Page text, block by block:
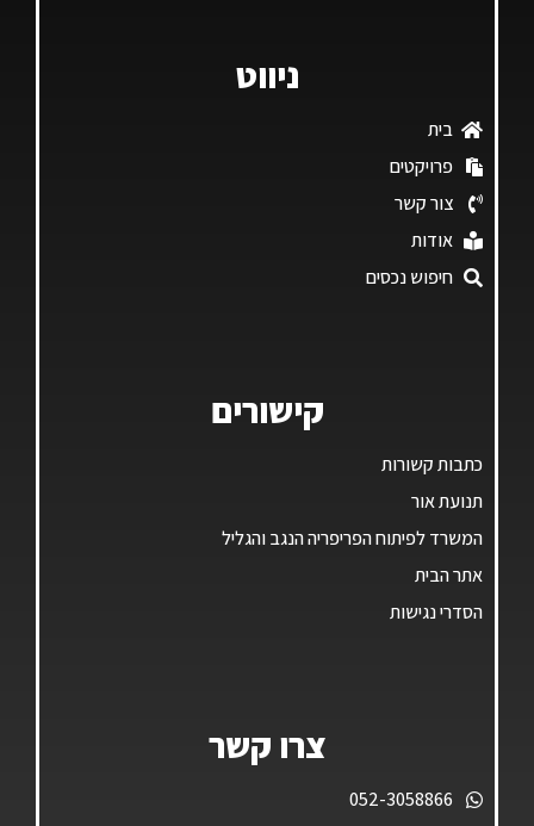
ניווט
בית
פרויקטים
צור קשר
אודות
חיפוש נכסים
קישורים
כתבות קשורות
תנועת אור
המשרד לפיתוח הפריפריה הנגב והגליל
אתר הבית
הסדרי נגישות
צרו קשר
052-3058866